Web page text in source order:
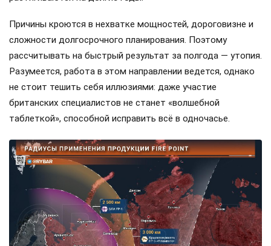
Причины кроются в нехватке мощностей, дороговизне и
сложности долгосрочного планирования. Поэтому
рассчитывать на быстрый результат за полгода — утопия.
Разумеется, работа в этом направлении ведется, однако
не стоит тешить себя иллюзиями: даже участие
британских специалистов не станет «волшебной
таблеткой», способной исправить всё в одночасье.